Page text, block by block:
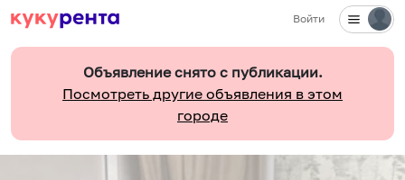
Войти
Объявление снято с публикации.
Посмотреть другие объявления в этом
городе